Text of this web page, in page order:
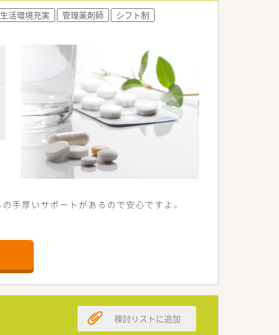
生活環境充実 管理薬剤師
シフト制
手厚いサポートがあるので安心ですよ。
ます。
企業です。
す。
です。
検討リストに追加